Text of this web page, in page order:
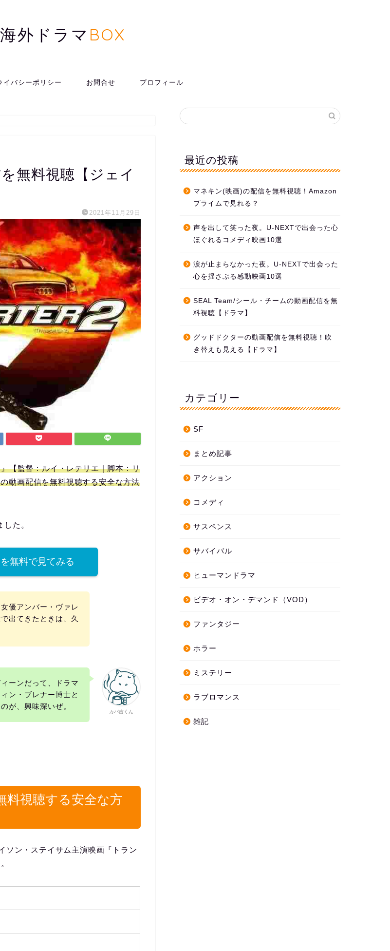
海外ドラマ BOX
イバシーポリシー お問合せ プロフィール
無料視聴【ジェイ
2021年11月29日
【監督：ルイ・レテリエ｜脚本：リ
動画配信を無料視聴する安全な方法
た。
無料で見てみる
優アンバー・ヴァレ
出てきたときは、久
カバ吉くん
ーンだって、ドラマ
ン・ブレナー博士と
が、興味深いぜ。
料視聴する安全な方
ソン・ステイサム主演映画『トラン
最近の投稿
マネキン(映画)の配信を無料視聴！Amazon
プライムで見れる？
声を出して笑った夜。U-NEXTで出会った心
ほぐれるコメディ映画10選
涙が止まらなかった夜。U-NEXTで出会った
心を揺さぶる感動映画10選
SEAL Team/シール・チームの動画配信を無
料視聴【ドラマ】
グッドドクターの動画配信を無料視聴！吹
き替えも見える【ドラマ】
カテゴリー
SF
まとめ記事
アクション
コメディ
サスペンス
サバイバル
ヒューマンドラマ
ビデオ・オン・デマンド（VOD）
ファンタジー
ホラー
ミステリー
ラブロマンス
雑記